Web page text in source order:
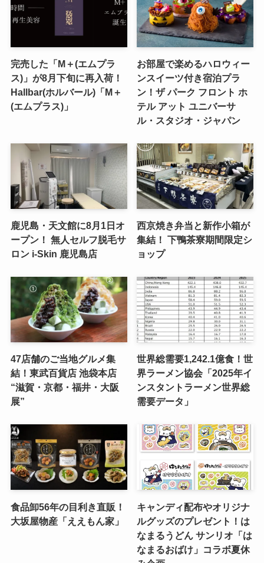
完売した「M＋(エムプラ
ス)」が8月下旬に再入荷！
Hallbar(ホルバール)「M＋
(エムプラス)」
お部屋で楽めるハロウィー
ンスイーツ付き宿泊プラ
ン！ザ パーク フロント ホ
テル アット ユニバーサ
ル・スタジオ・ジャパン
鹿児島・天文館に8月1日オ
ープン！ 無人セルフ脱毛サ
ロン i-Skin 鹿児島店
西京焼き弁当と新作小箱が
集結！ 下鴨茶寮期間限定シ
ョップ
47店舗のご当地グルメ集
結！東武百貨店 池袋本店
“滋賀・京都・福井・大阪
展”
世界総需要1,242.1億食！世
界ラーメン協会「2025年イ
ンスタントラーメン世界総
需要データ」
食品卸56年の目利き直販！
大坂屋物産「ええもん家」
キャンディ配布やオリジナ
ルグッズのプレゼント！は
なまるうどん サンリオ「は
なまるおばけ」コラボ夏休